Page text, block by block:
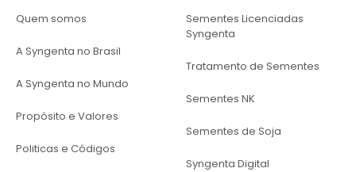
Quem somos
A Syngenta no Brasil
A Syngenta no Mundo
Propósito e Valores
Politicas e Códigos
Sementes Licenciadas
Syngenta
Tratamento de Sementes
Sementes NK
Sementes de Soja
Syngenta Digital